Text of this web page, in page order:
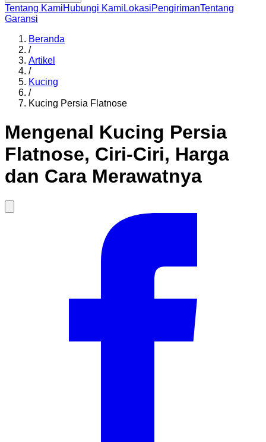
Tentang KamiHubungi Kami LokasiPengirimanTentang
Garansi
Beranda
/
Artikel
/
Kucing
/
Kucing Persia Flatnose
Mengenal Kucing Persia
Flatnose, Ciri-Ciri, Harga
dan Cara Merawatnya